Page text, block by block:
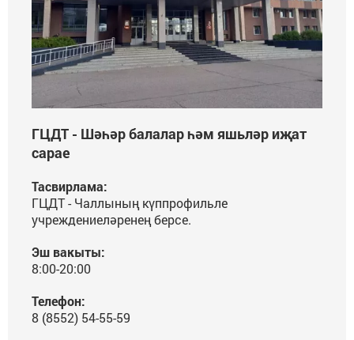
ГЦДТ - Шәһәр балалар һәм яшьләр иҗат
сарае
Тасвирлама:
ГЦДТ - Чаллының күппрофильле
учреждениеләренең берсе.
Эш вакыты:
8:00-20:00
Телефон:
8 (8552) 54-55-59